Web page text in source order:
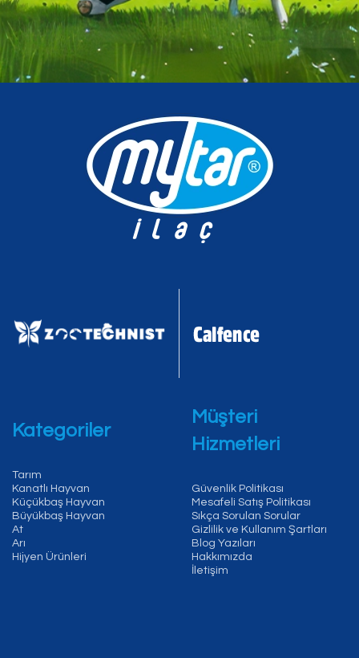
Kategoriler
Tarım
Kanatlı Hayvan
Küçükbaş Hayvan
Büyükbaş Hayvan
At
Arı
Hijyen Ürünleri
Müşteri
Hizmetleri
Güvenlik Politikası
Mesafeli Satış Politikası
Sıkça Sorulan Sorular
Gizlilik ve Kullanım Şartları
Blog Yazıları
Hakkımızda
İletişim